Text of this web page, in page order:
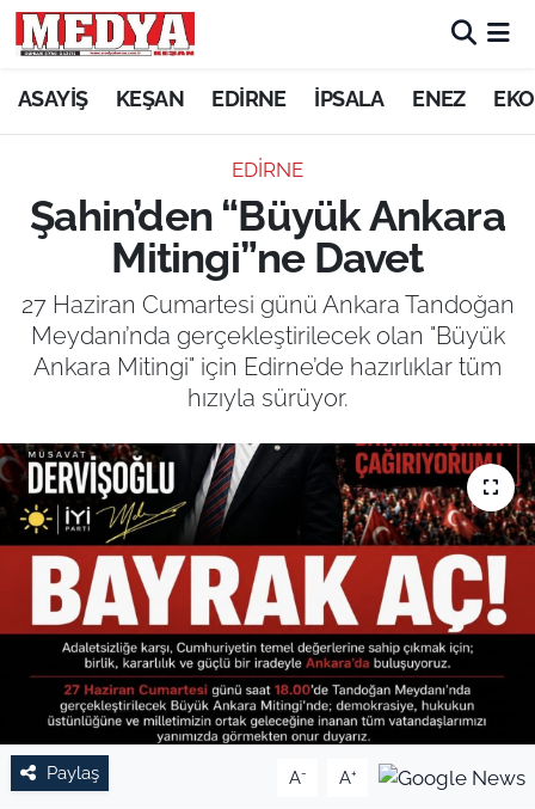
ASAYİŞ KEŞAN EDİRNE İPSALA ENEZ
EDİRNE
Şahin’den “Büyük Ankara
Mitingi”ne Davet
27 Haziran Cumartesi günü Ankara Tandoğan
Meydanı’nda gerçekleştirilecek olan "Büyük
Ankara Mitingi" için Edirne’de hazırlıklar tüm
hızıyla sürüyor.
Paylaş A- A+
KEŞAN
ASAYİŞ
SİYASET
GÜNDEM
SAĞLIK
EĞİTİM
TARIM VE HAYVANCILIK
KÜLTÜR SANAT
RESMİ İLAN
SPOR